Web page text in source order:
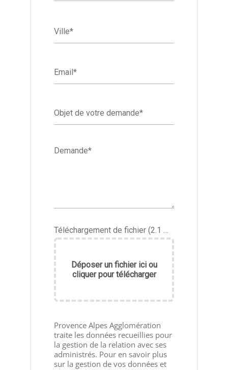
Ville*
Email*
Objet de votre demande*
Demande*
Téléchargement de fichier (2.1 Mo maximum au format jpg, png, pdf, doc)
Déposer un fichier ici ou
cliquer pour télécharger
Provence Alpes Agglomération
traite les données recueillies pour
la gestion de la relation avec ses
administrés. Pour en savoir plus
sur la gestion de vos données et